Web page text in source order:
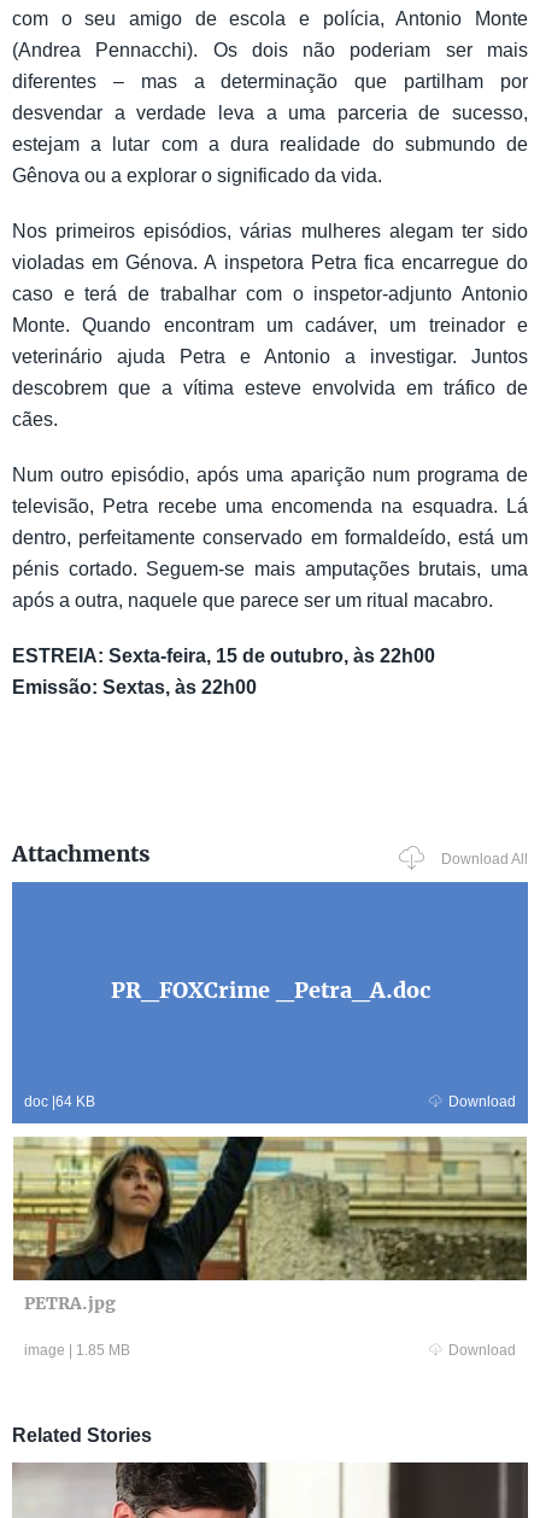
com o seu amigo de escola e polícia, Antonio Monte
(Andrea Pennacchi). Os dois não poderiam ser mais
diferentes – mas a determinação que partilham por
desvendar a verdade leva a uma parceria de sucesso,
estejam a lutar com a dura realidade do submundo de
Gênova ou a explorar o significado da vida.
Nos primeiros episódios, várias mulheres alegam ter sido
violadas em Génova. A inspetora Petra fica encarregue do
caso e terá de trabalhar com o inspetor-adjunto Antonio
Monte. Quando encontram um cadáver, um treinador e
veterinário ajuda Petra e Antonio a investigar. Juntos
descobrem que a vítima esteve envolvida em tráfico de
cães.
Num outro episódio, após uma aparição num programa de
televisão, Petra recebe uma encomenda na esquadra. Lá
dentro, perfeitamente conservado em formaldeído, está um
pénis cortado. Seguem-se mais amputações brutais, uma
após a outra, naquele que parece ser um ritual macabro.
ESTREIA: Sexta-feira, 15 de outubro, às 22h00
Emissão: Sextas, às 22h00
Attachments Download All
PR_FOXCrime _Petra_A.doc
doc 64 KB Download
PETRA.jpg
image 1.85 MB Download
Related Stories